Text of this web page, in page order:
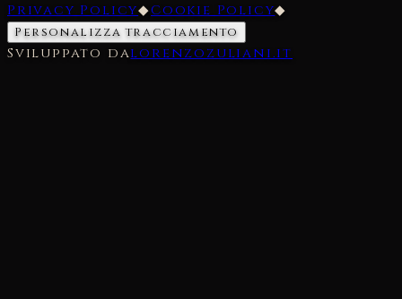
Privacy Policy◆Cookie Policy◆
Personalizza tracciamento
Sviluppato dalorenzozuliani.it